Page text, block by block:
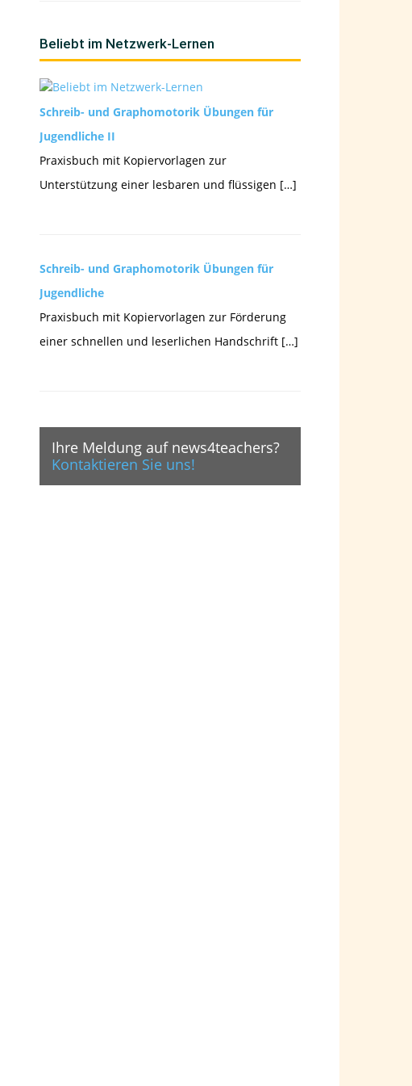
Beliebt im Netzwerk-Lernen
Schreib- und Graphomotorik Übungen für
Jugendliche II
Praxisbuch mit Kopiervorlagen zur
Unterstützung einer lesbaren und flüssigen […]
Schreib- und Graphomotorik Übungen für
Jugendliche
Praxisbuch mit Kopiervorlagen zur Förderung
einer schnellen und leserlichen Handschrift […]
Ihre Meldung auf news4teachers?
Kontaktieren Sie uns!